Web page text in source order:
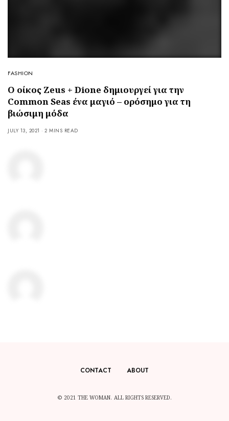
FASHION
O οίκος Zeus + Dione δημιουργεί για την
Common Seas ένα μαγιό – ορόσημο για τη
βιώσιμη μόδα
JULY 13, 2021 2 MINS READ
CONTACT ABOUT
© 2021 THE WOMAN. ALL RIGHTS RESERVED.